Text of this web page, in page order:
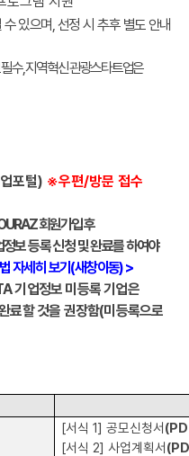
있으며,선정 시 추후 별도 안내
수,지역혁신 관광스타트업은
포털) ※우편/방문 접수
회원가입 후
정보 등록 신청 및 완료를 하여야
자세히 보기(새창이동) >
기업정보 미등록 기업은
료할 것을 권장함(미등록으로
[서식 1] 공모신청서
[서식 2] 사업계획서